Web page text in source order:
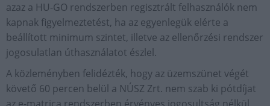
azaz a HU-GO rendszerben regisztrált felhasználók nem
kapnak figyelmeztetést, ha az egyenlegük elérte a
beállított minimum szintet, illetve az ellenőrzési rendszer
jogosulatlan úthasználatot észlel.
A közleményben felidézték, hogy az üzemszünet végét
követő 60 percen belül a NÚSZ Zrt. nem szab ki pótdíjat